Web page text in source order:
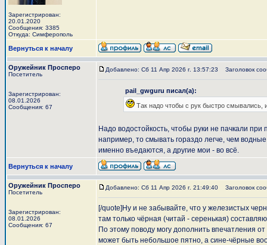
Зарегистрирован:
20.01.2020
Сообщения: 3385
Откуда: Симферополь
Вернуться к началу
Оружейник Просперо
Посетитель
Зарегистрирован:
08.01.2026
Сообщения: 67
Добавлено: Сб 11 Апр 2026 г. 13:57:23 Заголовок
pail_gwguru писал(а):
Так надо чтобы с рук быстро смывались,
Надо водостойкость, чтобы руки не пачкали при
например, то смывать гораздо легче, чем
именно въедаются, а другие мои - во всё.
Вернуться к началу
Оружейник Просперо
Посетитель
Зарегистрирован:
08.01.2026
Сообщения: 67
Добавлено: Сб 11 Апр 2026 г. 21:49:40 Заголовок
[/quote]Ну и не забывайте, что у железистых
там только чёрная (читай - серенькая)
По этому поводу могу дополнить впечатления
может быть небольшое пятно, а сине-чёрные